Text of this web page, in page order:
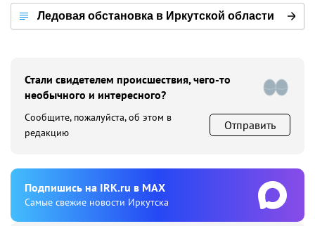
Ледовая обстановка в Иркутской области
Стали свидетелем происшествия, чего-то
необычного и интересного?
Сообщите, пожалуйста, об этом в
редакцию
Отправить
Подпишиcь на IRK.ru в MAX
Cамые свежие новости Иркутска